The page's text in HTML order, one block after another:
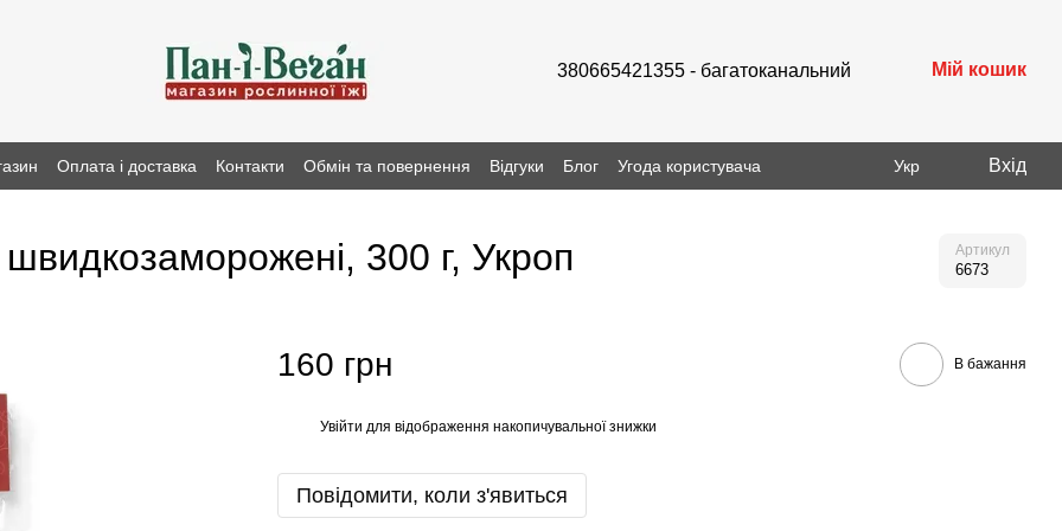
380665421355 - багатоканальний Мій кошик
Оплата і доставка Контакти Обмін та повернення Відгуки Блог Угода користувача Укр Вхід
швидкозаморожені, 300 г, Укроп Артикул
6673
160 грн В бажання
Увійти для відображення накопичувальної знижки
Повідомити, коли з'явиться